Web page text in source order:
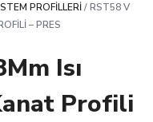
PROFILLERI/ RST58 V
– PRES
Isı
Profili